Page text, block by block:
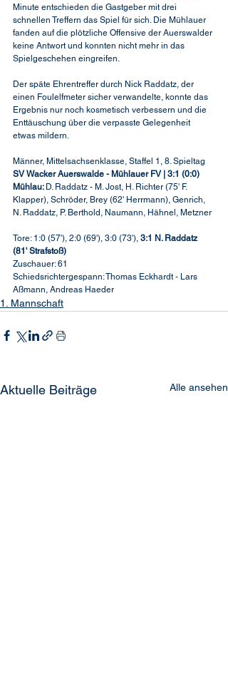
Minute entschieden die Gastgeber mit drei
schnellen Treffern das Spiel für sich. Die Mühlauer
fanden auf die plötzliche Offensive der Auerswalder
keine Antwort und konnten nicht mehr in das
Spielgeschehen eingreifen.
Der späte Ehrentreffer durch Nick Raddatz, der
einen Foulelfmeter sicher verwandelte, konnte das
Ergebnis nur noch kosmetisch verbessern und die
Enttäuschung über die verpasste Gelegenheit
etwas mildern.
Männer, Mittelsachsenklasse, Staffel 1, 8. Spieltag
SV Wacker Auerswalde - Mühlauer FV | 3:1 (0:0)
Mühlau: D. Raddatz - M. Jost, H. Richter (75' F.
Klapper), Schröder, Brey (62' Herrmann), Genrich,
N. Raddatz, P. Berthold, Naumann, Hähnel, Metzner
Tore: 1:0 (57'), 2:0 (69'), 3:0 (73'), 3:1 N. Raddatz
(81' Strafstoß)
Zuschauer: 61
Schiedsrichtergespann: Thomas Eckhardt - Lars
Aßmann, Andreas Haeder
1. Mannschaft
Aktuelle Beiträge Alle ansehen